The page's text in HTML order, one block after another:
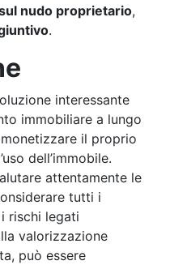
nudo proprietario,
.
interessante
immobiliare a lungo
il proprio
dell’immobile.
attentamente le
tutti i
rischi legati
valorizzazione
può essere